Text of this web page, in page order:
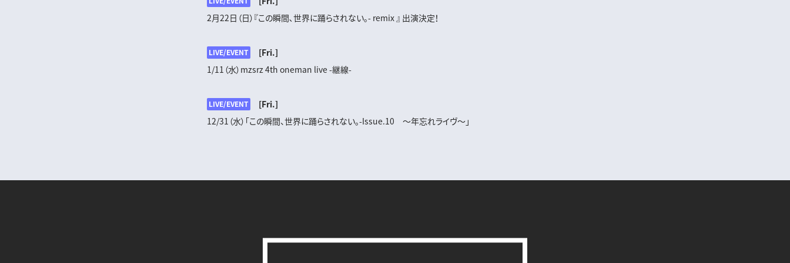
2月22日（日）『この瞬間､世界に踊らされない｡- remix 』 出演決定！
LIVE/EVENT
[Fri.]
1/11（水）mzsrz 4th oneman live -継線-
LIVE/EVENT
[Fri.]
12/31（水）「この瞬間、世界に踊らされない。-Issue.10 ～年忘れライヴ～」